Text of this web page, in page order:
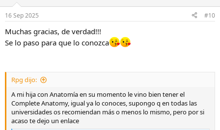
e
:
16 Sep 2025 #10
Muchas gracias, de verdad!!!
Se lo paso para que lo conozca
Rpg dijo:
A mi hija con Anatomía en su momento le vino bien tener el
Complete Anatomy, igual ya lo conoces, supongo q en todas las
universidades os recomiendan más o menos lo mismo, pero por si
acaso te dejo un enlace